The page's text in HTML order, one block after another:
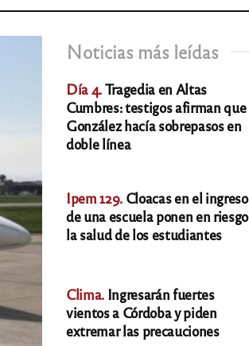
Noticias más leídas
Día 4.Tragedia en Altas
Cumbres: testigos afirman que
González hacía sobrepasos en
doble línea
Ipem 129. Cloacas en el ingreso
de una escuela ponen en riesgo
la salud de los estudiantes
Clima. Ingresarán fuertes
vientos a Córdoba y piden
extremar las precauciones